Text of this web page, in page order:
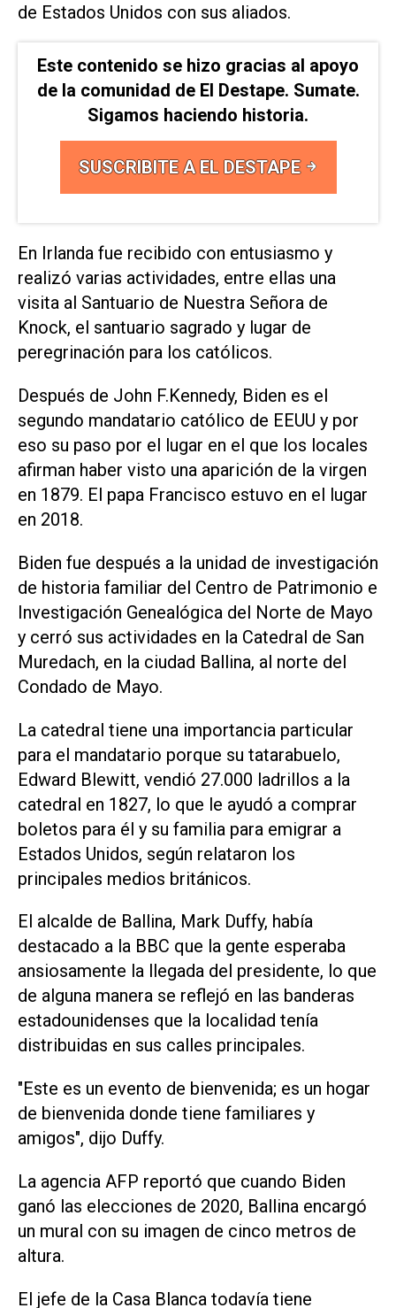
de Estados Unidos con sus aliados.
Este contenido se hizo gracias al apoyo
de la comunidad de El Destape. Sumate.
Sigamos haciendo historia.
SUSCRIBITE A EL DESTAPE
En Irlanda fue recibido con entusiasmo y
realizó varias actividades, entre ellas una
visita al Santuario de Nuestra Señora de
Knock, el santuario sagrado y lugar de
peregrinación para los católicos.
Después de John F.Kennedy, Biden es el
segundo mandatario católico de EEUU y por
eso su paso por el lugar en el que los locales
afirman haber visto una aparición de la virgen
en 1879. El papa Francisco estuvo en el lugar
en 2018.
Biden fue después a la unidad de investigación
de historia familiar del Centro de Patrimonio e
Investigación Genealógica del Norte de Mayo
y cerró sus actividades en la Catedral de San
Muredach, en la ciudad Ballina, al norte del
Condado de Mayo.
La catedral tiene una importancia particular
para el mandatario porque su tatarabuelo,
Edward Blewitt, vendió 27.000 ladrillos a la
catedral en 1827, lo que le ayudó a comprar
boletos para él y su familia para emigrar a
Estados Unidos, según relataron los
principales medios británicos.
El alcalde de Ballina, Mark Duffy, había
destacado a la BBC que la gente esperaba
ansiosamente la llegada del presidente, lo que
de alguna manera se reflejó en las banderas
estadounidenses que la localidad tenía
distribuidas en sus calles principales.
"Este es un evento de bienvenida; es un hogar
de bienvenida donde tiene familiares y
amigos", dijo Duffy.
La agencia AFP reportó que cuando Biden
ganó las elecciones de 2020, Ballina encargó
un mural con su imagen de cinco metros de
altura.
El jefe de la Casa Blanca todavía tiene